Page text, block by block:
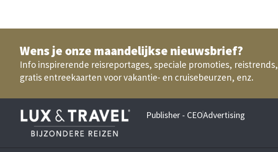
Wens je onze maandelijkse nieuwsbrief?
Info inspirerende reisreportages, speciale promoties, reistrends,
gratis entreekaarten voor vakantie- en cruisebeurzen, enz.
Publisher - CEOAdvertising